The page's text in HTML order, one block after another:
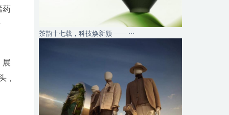
药
展
，
茶韵十七载，科技焕新颜 —— ···